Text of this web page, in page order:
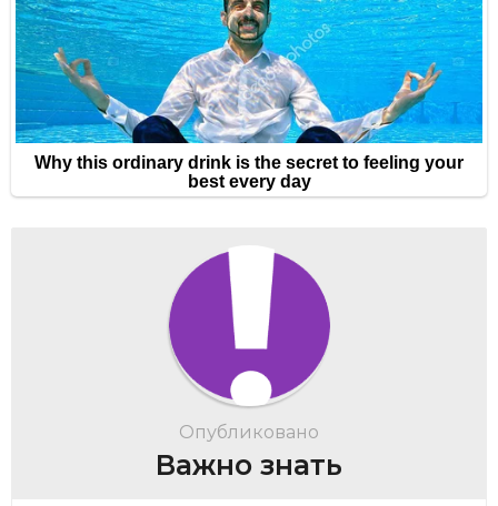
Опубликовано
Важно знать